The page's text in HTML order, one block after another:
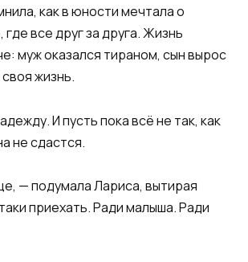
как в юности мечтала о
все друг за друга. Жизнь
муж оказался тираном, сын вырос
жизнь.​
И пусть пока всё не так, как
не сдастся.​
— подумала Лариса, вытирая
приехать. Ради малыша. Ради